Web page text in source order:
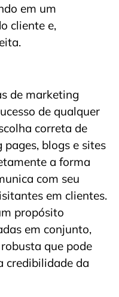
em um
cliente e,
de marketing
de qualquer
correta de
blogs e sites
a forma
com seu
em clientes.
propósito
em conjunto,
que pode
credibilidade da